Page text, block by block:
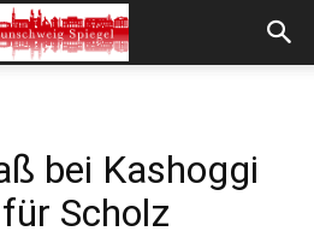
bei Kashoggi
Scholz